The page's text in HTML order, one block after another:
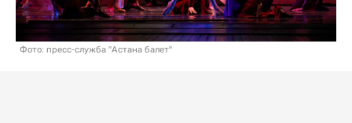
Фото: пресс-служба "Астана балет"